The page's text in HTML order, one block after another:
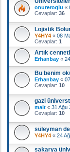
onureroglu «
Cevaplar: 36
Lojistik
Y4HY4 « 08
Cevaplar: 1
Artık
Erhanbay «
Bu benim
Erhanbay «
Cevaplar: 10
gazi
malt « 31 Ağu
Cevaplar: 10
süleyman
Y4HY4 « 24
sakarya